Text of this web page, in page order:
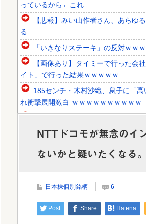
韓国人「トヨタが2027年に次世代
韓国人「海上自衛隊護衛艦ちょう
Powered by livedoor 相互RSS
っているから←これ
【悲報】みい山作者さん、あらゆ
る
「いきなりステーキ」の反対ｗｗ
【画像あり】タイミーで行った会
イト」で行った結果ｗｗｗｗｗ
185センチ・木村沙織、息子に「高
れ衝撃展開激白 ｗｗｗｗｗｗｗｗｗｗ
漏れて爆発（液化石油ｶﾞｽ」日本「爆...
が何者かに2000株盗まれる
Powered by livedoor 相互RSS
NTTドコモが無念のイ
ないかと疑いたくなる。
日本株個別銘柄 6
Post Share Hatena